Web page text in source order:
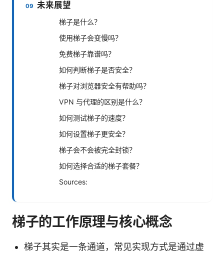
未来展望
梯子是什么？
使用梯子会变慢吗？
免费梯子靠谱吗？
如何判断梯子是否安全？
梯子对浏览器安全有帮助吗？
VPN 与代理的区别是什么？
如何测试梯子的速度？
如何设置梯子更安全？
梯子会不会被完全封锁？
如何选择合适的梯子套餐？
Sources:
梯子的工作原理与核心概念
梯子其实是一条通道，常见实现方式是通过虚